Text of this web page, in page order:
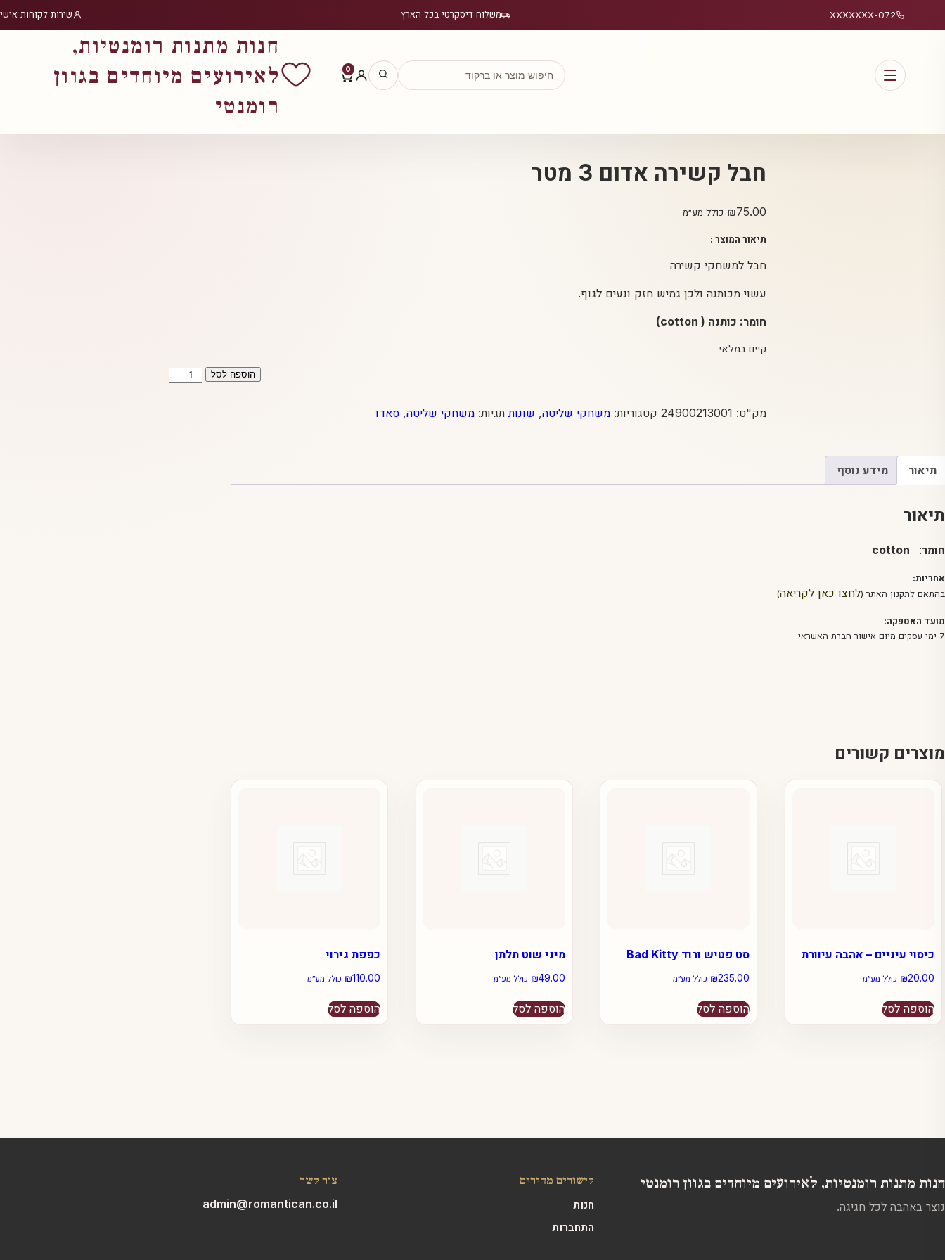
072-XXXXXXX משלוח דיסקרטי בכל הארץ שירות לקוחות אישי
0
חנות מתנות רומנטיות,
לאירועים מיוחדים בגוון
רומנטי
חבל קשירה אדום 3 מטר
₪75.00 כולל מע״מ
תיאור המוצר :
חבל למשחקי קשירה
עשוי מכותנה ולכן גמיש חזק ונעים לגוף.
חומר: כותנה ( cotton)
קיים במלאי
כמות
הוספה לסל
מק"ט: 24900213001 קטגוריות: משחקי שליטה, שונות תגיות: משחקי שליטה, סאדו
תיאור מידע נוסף
תיאור
חומר:
אחריות:
בהתאם לתקנון האתר (לחצו כאן לקריאה)
מועד האספקה:
7 ימי עסקים מיום אישור חברת האשראי.
מוצרים קשורים
כפפת גירוי
₪110.00 כולל מע״מ
הוספה לסל
מיני שוט תלתן
₪49.00 כולל מע״מ
הוספה לסל
סט פטיש ורוד Bad Kitty
₪235.00 כולל מע״מ
הוספה לסל
כיסוי עיניים – אהבה עיוורת
₪20.00 כולל מע״מ
הוספה לסל
חנות מתנות רומנטיות, לאירועים מיוחדים בגוון רומנטי
נוצר באהבה לכל חגיגה.
קישורים מהירים
חנות
התחברות
צור קשר
admin@romantican.co.il